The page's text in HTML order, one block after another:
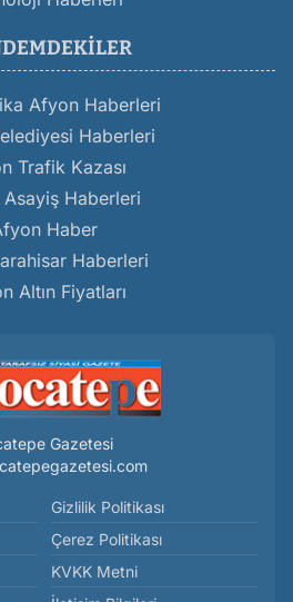
Afyon Haberleri
Haberleri
Trafik Kazası
Haberleri
Haber
Haberleri
Altın Fiyatları
Gazetesi
Gizlilik Politikası
Çerez Politikası
KVKK Metni